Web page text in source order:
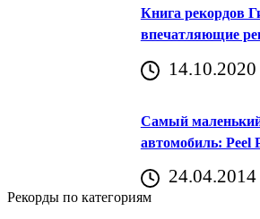
Книга рекордов
впечатляющие
14.10.2020
Самый
автомобиль: Peel
24.04.2014
Рекорды по категориям